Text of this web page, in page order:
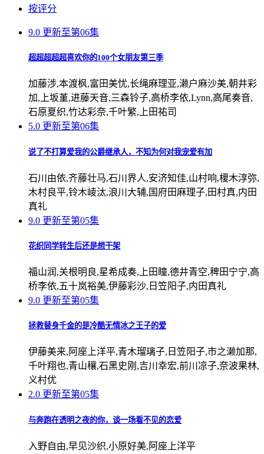
按评分
9.0 更新至第06集
超超超超超喜欢你的100个女朋友第三季
加藤涉,本渡枫,富田美忧,长绳麻理亚,濑户麻沙美,朝井彩
加,上坂堇,进藤天音,三森铃子,高桥李依,Lynn,高尾奏音,
石原夏织,竹达彩奈,千叶繁,上田祐司
5.0 更新至第06集
说了不打算爱我的公爵继承人，不知为何对我宠爱有加
石川由依,齐藤壮马,石川界人,安济知佳,山村响,榎木淳弥,
木村良平,铃木崚汰,浪川大辅,国府田麻理子,田村真,内田
真礼
9.0 更新至第05集
花织同学转生后还是想干架
福山润,关根明良,星希成奏,上田瞳,德井青空,稗田宁宁,高
桥李依,五十岚裕美,伊藤彩沙,日笠阳子,内田真礼
9.0 更新至第05集
拯救替身千金的是冷酷无情冰之王子的爱
伊藤美来,阿座上洋平,青木瑠璃子,日笠阳子,市之濑加那,
千叶翔也,青山穰,石黑史刚,吉川幸宏,前川凉子,奈波果林,
义村优
2.0 更新至第05集
与奔跑在透明之夜的你，谈一场看不见的恋爱
入野自由,早见沙织,小原好美,阿座上洋平